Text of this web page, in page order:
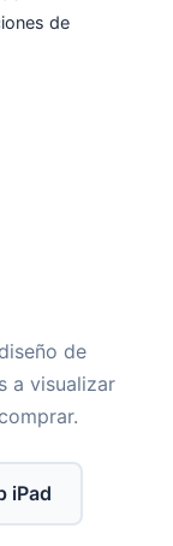
de
de
a visualizar
iPad